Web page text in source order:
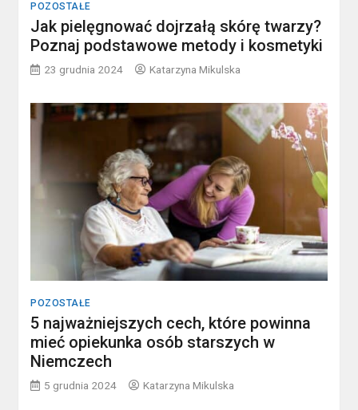
POZOSTAŁE
Jak pielęgnować dojrzałą skórę twarzy?
Poznaj podstawowe metody i kosmetyki
23 grudnia 2024 Katarzyna Mikulska
POZOSTAŁE
5 najważniejszych cech, które powinna
mieć opiekunka osób starszych w
Niemczech
5 grudnia 2024 Katarzyna Mikulska